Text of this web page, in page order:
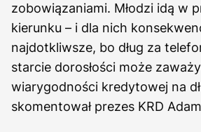
zobowiązaniami. Młodzi idą w
kierunku – i dla nich
najdotkliwsze, bo dług za
starcie dorosłości może
wiarygodności kredytowej na
skomentował prezes KRD